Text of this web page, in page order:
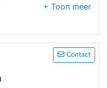
op welke manier dan
moeilijke periode
met een bezoek van
boeketje
Contact